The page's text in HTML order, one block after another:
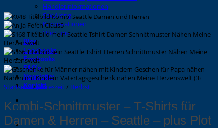
Händlerinformationen
SewAlong
Kooperationen
Über uns
Blog
Lookbooks
Freebooks
FAQ’s
Newsletter
Kontakt
Startseite/Jahreszeit/ Herbst
Kombi-Schnittmuster – T-Shirts für
Damen & Herren – Seattle – plus Plot